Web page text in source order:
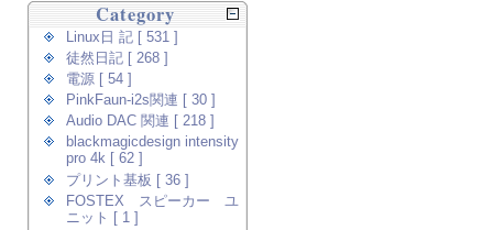
Category
Linux日 記 [ 531 ]
徒然日記 [ 268 ]
電源 [ 54 ]
PinkFaun-i2s関連 [ 30 ]
Audio DAC 関連 [ 218 ]
blackmagicdesign intensity
pro 4k [ 62 ]
プリント基板 [ 36 ]
FOSTEX スピーカー ユ
ニット [ 1 ]